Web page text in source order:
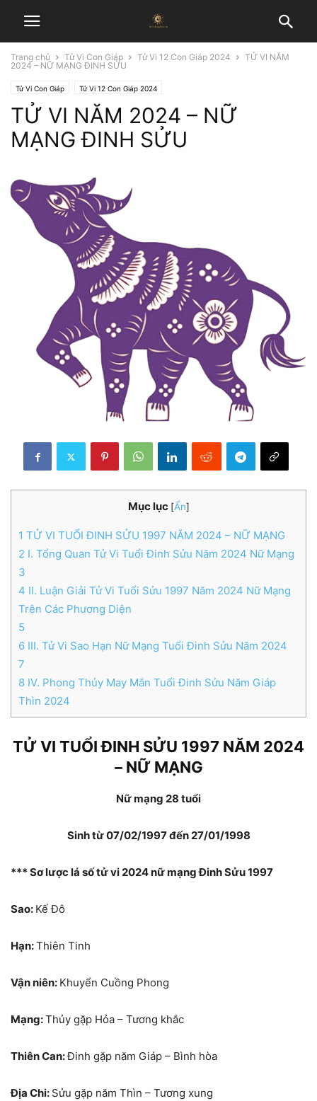
Trang chủ Tử Vi Con Giáp Tử Vi 12 Con Giáp 2024
TỬ VI NĂM
2024 – NỮ MẠNG ĐINH SỬU
Tử Vi Con Giáp Tử Vi 12 Con Giáp 2024
TỬ VI NĂM 2024 – NỮ
MẠNG ĐINH SỬU
Mục lục [Ẩn]
1 TỬ VI TUỔI ĐINH SỬU 1997 NĂM 2024 – NỮ MẠNG
2 I. Tổng Quan Tử Vi Tuổi Đinh Sửu Năm 2024 Nữ Mạng
3
4 II. Luận Giải Tử Vi Tuổi Sửu 1997 Năm 2024 Nữ Mạng
Trên Các Phương Diện
5
6 III. Tử Vi Sao Hạn Nữ Mạng Tuổi Đinh Sửu Năm 2024
7
8 IV. Phong Thủy May Mắn Tuổi Đinh Sửu Năm Giáp
Thìn 2024
TỬ VI TUỔI ĐINH SỬU 1997 NĂM 2024
– NỮ MẠNG
Nữ mạng 28 tuổi
Sinh từ 07/02/1997 đến 27/01/1998
*** Sơ lược lá số tử vi 2024 nữ mạng Đinh Sửu 1997
Sao: Kế Đô
Hạn:Thiên Tinh
Vận niên: Khuyển Cuồng Phong
Mạng:Thủy gặp Hỏa – Tương khắc
Thiên Can:Đinh gặp năm Giáp – Bình hòa
Địa Chi: Sửu gặp năm Thìn – Tương xung